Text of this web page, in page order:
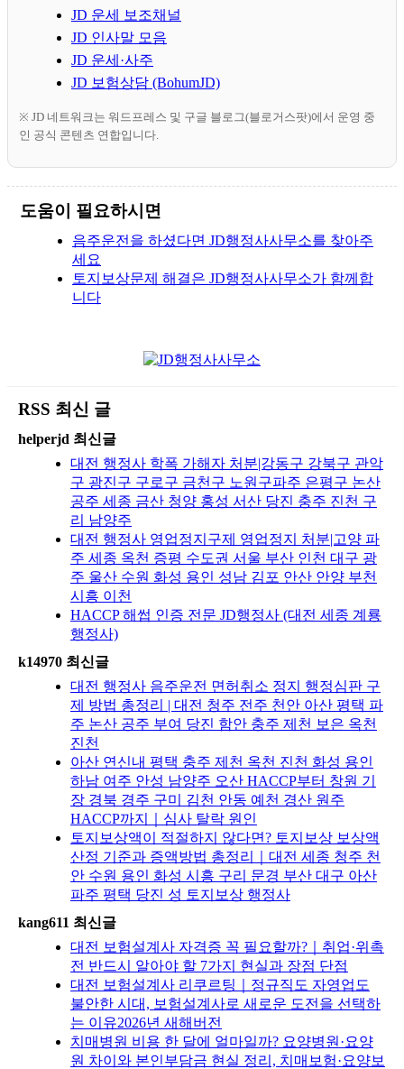
JD 운세 보조채널
JD 인사말 모음
JD 운세·사주
JD 보험상담 (BohumJD)
※ JD 네트워크는 워드프레스 및 구글 블로그(블로거스팟)에서 운영 중
인 공식 콘텐츠 연합입니다.
도움이 필요하시면
음주운전을 하셨다면 JD행정사사무소를 찾아주
세요
토지보상문제 해결은 JD행정사사무소가 함께합
니다
RSS 최신 글
helperjd 최신글
대전 행정사 학폭 가해자 처분|강동구 강북구 관악
구 광진구 구로구 금천구 노원구파주 은평구 논산
공주 세종 금산 청양 홍성 서산 당진 충주 진천 구
리 남양주
대전 행정사 영업정지구제 영업정지 처분|고양 파
주 세종 옥천 증평 수도권 서울 부산 인천 대구 광
주 울산 수원 화성 용인 성남 김포 안산 안양 부천
시흥 이천
HACCP 해썹 인증 전문 JD행정사 (대전 세종 계룡
행정사)
k14970 최신글
대전 행정사 음주운전 면허취소 정지 행정심판 구
제 방법 총정리 | 대전 청주 전주 천안 아산 평택 파
주 논산 공주 부여 당진 함안 충주 제천 보은 옥천
진천
아산 연신내 평택 충주 제천 옥천 진천 화성 용인
하남 여주 안성 남양주 오산 HACCP부터 창원 기
장 경북 경주 구미 김천 안동 예천 경산 원주
HACCP까지｜심사 탈락 원인
토지보상액이 적절하지 않다면? 토지보상 보상액
산정 기준과 증액방법 총정리｜대전 세종 청주 천
안 수원 용인 화성 시흥 구리 문경 부산 대구 아산
파주 평택 당진 성 토지보상 행정사
kang611 최신글
대전 보험설계사 자격증 꼭 필요할까?｜취업·위촉
전 반드시 알아야 할 7가지 현실과 장점 단점
대전 보험설계사 리쿠르팅｜정규직도 자영업도
불안한 시대, 보험설계사로 새로운 도전을 선택하
는 이유2026년 새해버전
치매병원 비용 한 달에 얼마일까? 요양병원·요양
원 차이와 본인부담금 현실 정리, 치매보험·요양보